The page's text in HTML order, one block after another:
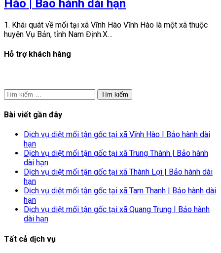
Hào | Bảo hành dài hạn
1. Khái quát về mối tại xã Vĩnh Hào Vĩnh Hào là một xã thuộc
huyện Vụ Bản, tỉnh Nam Định.X…
Hỗ trợ khách hàng
Tìm
kiếm
cho:
Bài viết gần đây
Dịch vụ diệt mối tận gốc tại xã Vĩnh Hào | Bảo hành dài
hạn
Dịch vụ diệt mối tận gốc tại xã Trung Thành | Bảo hành
dài hạn
Dịch vụ diệt mối tận gốc tại xã Thành Lợi | Bảo hành dài
hạn
Dịch vụ diệt mối tận gốc tại xã Tam Thanh | Bảo hành dài
hạn
Dịch vụ diệt mối tận gốc tại xã Quang Trung | Bảo hành
dài hạn
Tất cả dịch vụ